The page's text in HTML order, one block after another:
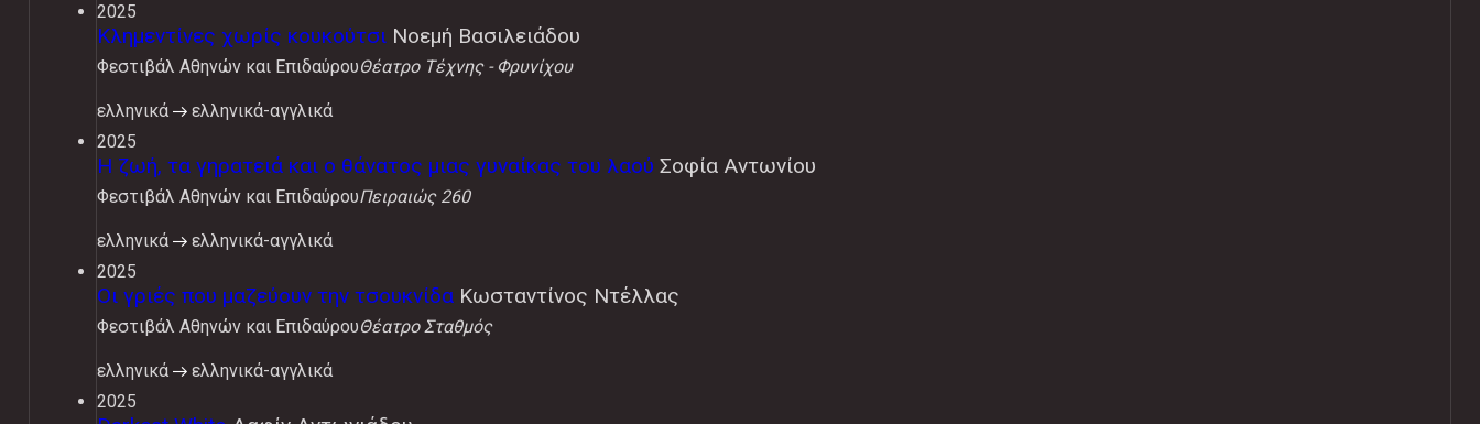
2025
Κλημεντίνες χωρίς κουκούτσι Νοεμή Βασιλειάδου
Φεστιβάλ Αθηνών και ΕπιδαύρουΘέατρο Τέχνης - Φρυνίχου
ελληνικά
ελληνικά-αγγλικά
2025
Η ζωή, τα γηρατειά και ο θάνατος μιας γυναίκας του λαού Σοφία Αντωνίου
Φεστιβάλ Αθηνών και ΕπιδαύρουΠειραιώς 260
ελληνικά
ελληνικά-αγγλικά
2025
Οι γριές που μαζεύουν την τσουκνίδα Κωσταντίνος Ντέλλας
Φεστιβάλ Αθηνών και ΕπιδαύρουΘέατρο Σταθμός
ελληνικά
ελληνικά-αγγλικά
2025